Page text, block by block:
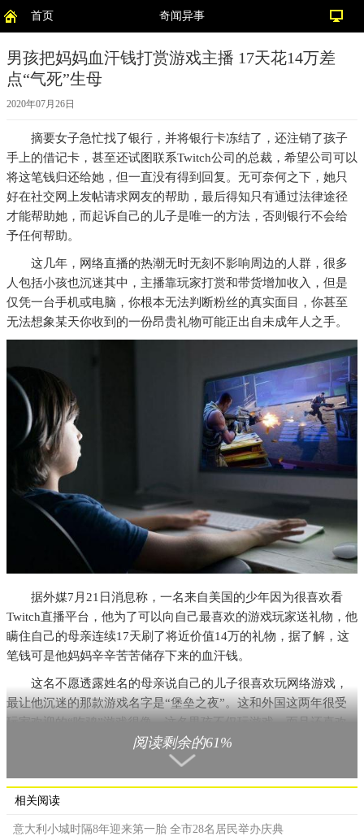
首页 奇闻异事
男孩把妈妈血汗钱打赏游戏主播 17天花14万差
点“气死”生母
2020年07月26日
摘要女子急忙找了银行，并将银行卡冻结了，还注销了孩子
手上的借记卡，甚至还试图联系Twitch公司的总裁，希望公司可以
将这笔钱归还给她，但一直没有得到回复。无可奈何之下，她只
好在社交网上发帖请求网友的帮助，最后得知只有通过法律途径
才能帮助她，而起诉自己的儿子是唯一的方法，否则银行不会给
予任何帮助。
这几年，网络直播的热潮无时无刻不影响周边的人群，很多
人包括小孩也沉迷其中，主播靠玩家打赏和带货增加收入，但是
仅凭一台手机或电脑，你根本无法判断粉丝的真实面目，你甚至
无法想象某天你收到的一份昂贵礼物可能正出自未成年人之手。
据外媒7月21日消息称，一名来自美国的少年因为很喜欢看
Twitch直播平台，他为了可以向自己最喜欢的游戏玩家送礼物，他
瞒住自己的母亲连续17天刷了将近价值14万的礼物，据了解，这
笔钱可是他妈妈辛辛苦苦储存下来的血汗钱。
这名不愿透露姓名的母亲说自己的儿子很喜欢玩网络游戏，
最让他沉迷的那款游戏名字是“堡垒之夜”。这和外国这两年很受
玩家欢迎的“吃鸡”游戏很像。这名男孩不仅玩游戏，而且还喜欢
看游戏直播，为了支持他喜欢的战队、给偶像打赏礼物等，他仅
用了17天时间，就花光了他母亲辛苦存下的13.9万元的积蓄。
阅读剩余的61%
相关阅读
意大利小城时隔8年迎来第一胎 全市28名居民举办庆典